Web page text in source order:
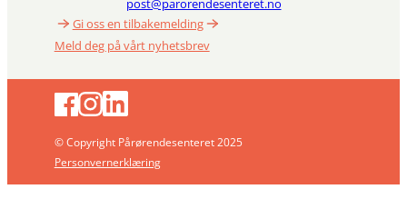
post@parorendesenteret.no
Gi oss en tilbakemelding
Meld deg på vårt nyhetsbrev
© Copyright Pårørendesenteret 2025
Personvernerklæring